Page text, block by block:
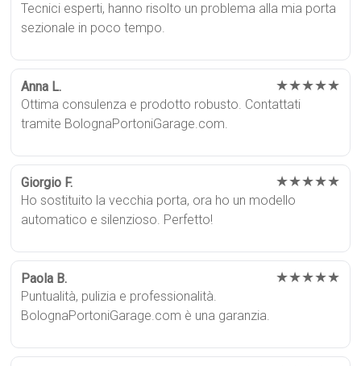
Tecnici esperti, hanno risolto un problema alla mia porta
sezionale in poco tempo.
Anna L. ★★★★★
Ottima consulenza e prodotto robusto. Contattati
tramite BolognaPortoniGarage.com.
Giorgio F. ★★★★★
Ho sostituito la vecchia porta, ora ho un modello
automatico e silenzioso. Perfetto!
Paola B. ★★★★★
Puntualità, pulizia e professionalità.
BolognaPortoniGarage.com è una garanzia.